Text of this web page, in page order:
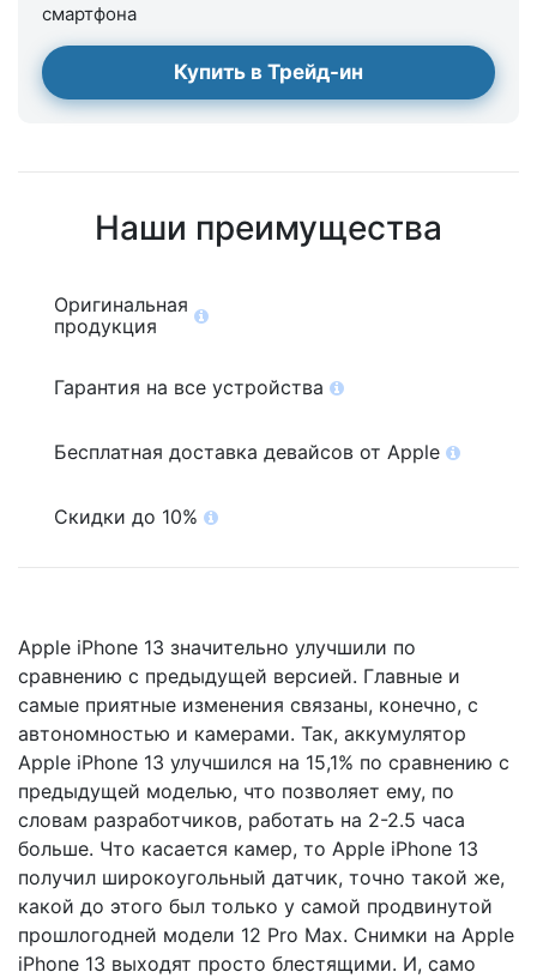
смартфона
Купить в Трейд-ин
Наши преимущества
Оригинальная
продукция
Гарантия на все устройства
Бесплатная доставка девайсов от Apple
Скидки до 10%
Apple iPhone 13 значительно улучшили по
сравнению с предыдущей версией. Главные и
самые приятные изменения связаны, конечно, с
автономностью и камерами. Так, аккумулятор
Apple iPhone 13 улучшился на 15,1% по сравнению с
предыдущей моделью, что позволяет ему, по
словам разработчиков, работать на 2-2.5 часа
больше. Что касается камер, то Apple iPhone 13
получил широкоугольный датчик, точно такой же,
какой до этого был только у самой продвинутой
прошлогодней модели 12 Pro Max. Снимки на Apple
iPhone 13 выходят просто блестящими. И, само